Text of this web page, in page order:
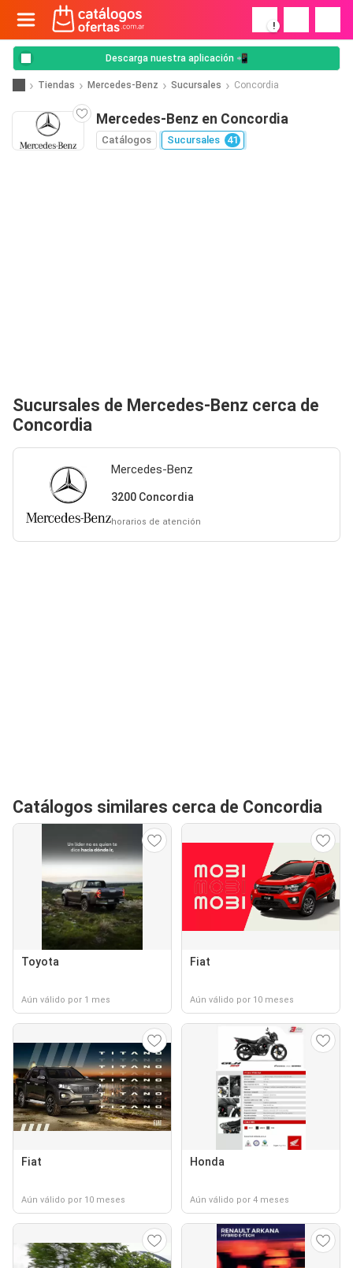
!
Descarga nuestra aplicación 📲
Tiendas Mercedes-Benz Sucursales Concordia
Mercedes-Benz en Concordia
Catálogos Sucursales 41
Sucursales de Mercedes-Benz cerca de
Concordia
Mercedes-Benz
3200 Concordia
horarios de atención
Catálogos similares cerca de Concordia
Toyota
Aún válido por 1 mes
Fiat
Aún válido por 10 meses
Fiat
Aún válido por 10 meses
Honda
Aún válido por 4 meses